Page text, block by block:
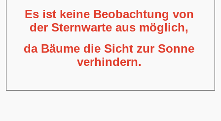
Es ist keine Beobachtung von
der Sternwarte aus möglich,
da Bäume die Sicht zur Sonne
verhindern.